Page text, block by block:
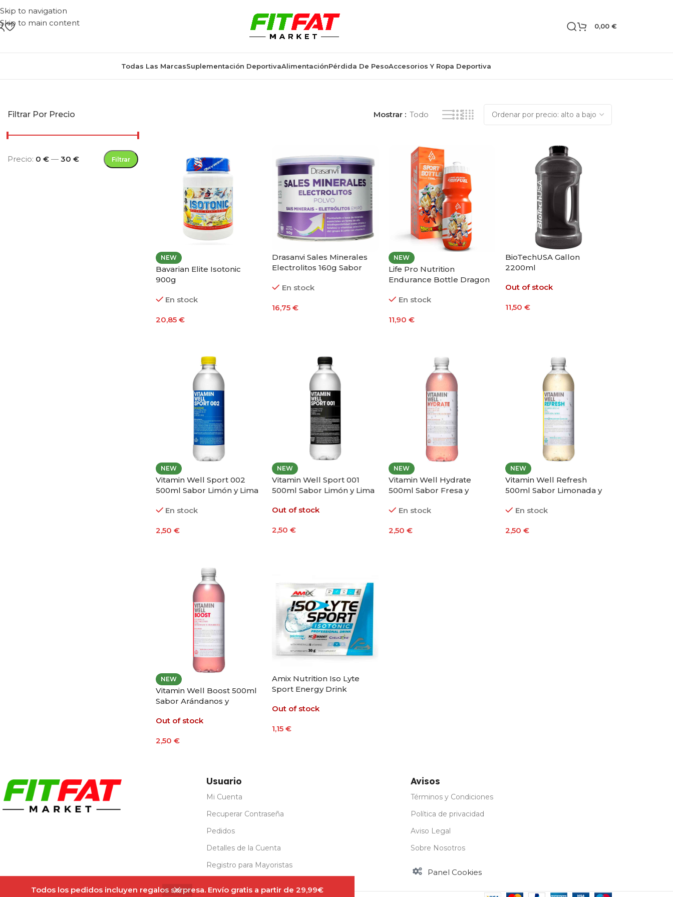
Todos los pedidos incluyen regalos sorpresa. Envío gratis a partir de 29,99€
Skip to navigation
Skip to main content
0,00 €
Todas Las MarcasSuplementación DeportivaAlimentaciónPérdida De PesoAccesorios Y Ropa Deportiva
Filtrar Por Precio
Filtrar
Precio: 0 € — 30 €
Mostrar Todo
NEW
Bavarian Elite Isotonic
900g
En stock
20,85 €
Drasanvi Sales Minerales
Electrolitos 160g Sabor
En stock
16,75€
NEW
Life Pro Nutrition
Endurance Bottle Dragon
En stock
11,90€
BioTechUSA Gallon
2200ml
Out of stock
11,50€
NEW
Vitamin Well Sport 002
500ml Sabor Limón y Lima
En stock
2,50 €
NEW
Vitamin Well Sport 001
500ml Sabor Limón y Lima
Out of stock
2,50€
NEW
Vitamin Well Hydrate
500ml Sabor Fresa y
En stock
2,50€
NEW
Vitamin Well Refresh
500ml Sabor Limonada y
En stock
2,50€
NEW
Vitamin Well Boost 500ml
Sabor Arándanos y
Out of stock
2,50 €
Amix Nutrition Iso Lyte
Sport Energy Drink
Limón
Out of stock
1,15€
Usuario
Mi Cuenta
Recuperar Contraseña
Pedidos
Detalles de la Cuenta
Registro para Mayoristas
Avisos
Términos y Condiciones
Política de privacidad
Aviso Legal
Sobre Nosotros
Panel Cookies